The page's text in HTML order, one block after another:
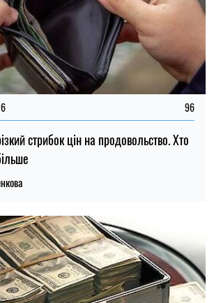
96
стрибок цін на продовольство. Хто